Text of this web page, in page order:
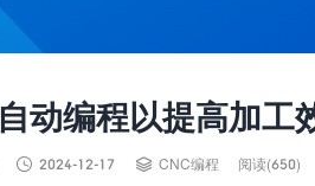
动编程以提高加工
 2024-12-17  CNC编程 阅读(650)